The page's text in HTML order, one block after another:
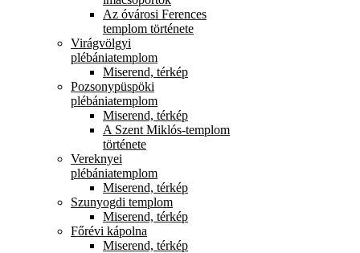
Az óvárosi Ferences
templom története
Virágvölgyi
plébániatemplom
Miserend, térkép
Pozsonypüspöki
plébániatemplom
Miserend, térkép
A Szent Miklós-templom
története
Vereknyei
plébániatemplom
Miserend, térkép
Szunyogdi templom
Miserend, térkép
Főrévi kápolna
Miserend, térkép